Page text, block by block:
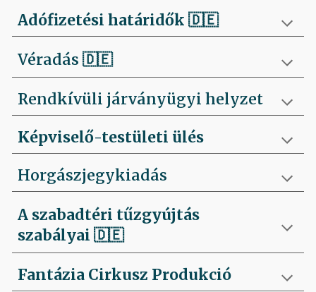
Adófizetési határidők🇩🇪
Véradás🇩🇪
Rendkívüli járványügyi helyzet
Képviselő-testületi ülés
Horgászjegykiadás
A szabadtéri tűzgyújtás
szabályai 🇩🇪
Fantázia Cirkusz Produkció